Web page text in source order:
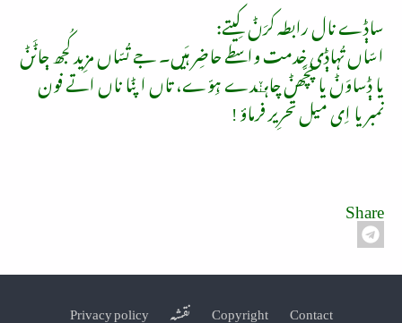
ساݙے نال رابطہ کرَݨ کِیتے:
اسّاں تُہاݙی خِدمت واسطے حاضِر ہَیں۔جے تُسّاں مزِید کُجھ ڄاݨَݨ
یا ݙساوَݨ یا پُچَّھݨ چاہنٚدے ہِوّے، تاں اپݨا ناں اتے فون
نمبر یا اِی میل تحرِیر فرماؤ!
Share
Contact
Copyright نقشہ Privacy policy